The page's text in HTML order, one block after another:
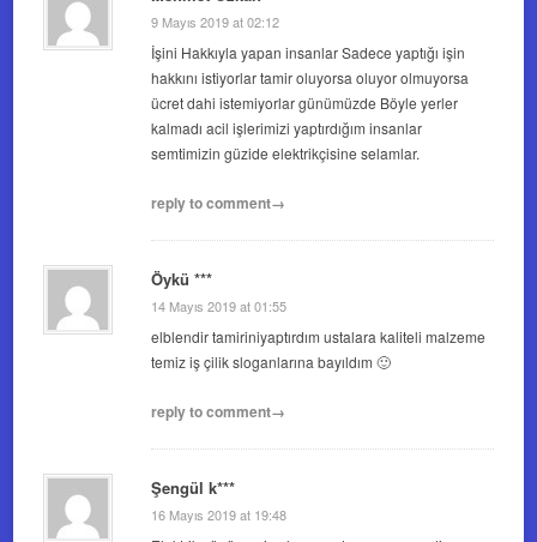
9 Mayıs 2019 at 02:12
İşini Hakkıyla yapan insanlar Sadece yaptığı işin
hakkını istiyorlar tamir oluyorsa oluyor olmuyorsa
ücret dahi istemiyorlar günümüzde Böyle yerler
kalmadı acil işlerimizi yaptırdığım insanlar
semtimizin güzide elektrikçisine selamlar.
reply to comment→
Öykü ***
14 Mayıs 2019 at 01:55
elblendir tamiriniyaptırdım ustalara kaliteli malzeme
temiz iş çilik sloganlarına bayıldım 🙂
reply to comment→
Şengül k***
16 Mayıs 2019 at 19:48